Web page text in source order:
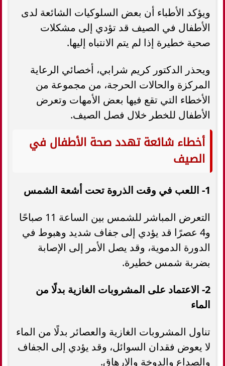
ويؤكد الأطباء أن بعض السلوكيات الشائعة لدى
الأطفال في الصيف قد تؤدي إلى مشكلات
صحية خطيرة إذا لم يتم الانتباه إليها.
ويحذر الدكتور كريم شرابي، أخصائي الرعاية
المركزة والحالات الحرجة، من مجموعة من
الأخطاء التي تقع فيها بعض الأمهات وتعرض
الأطفال للخطر خلال فصل الصيف.
أخطاء شائعة تهدد صحة الأطفال في
الصيف
1- اللعب في وقت الذروة تحت أشعة الشمس
التعرض المباشر للشمس بين الساعة 11 صباحًا
و4 عصرًا قد يؤدي إلى جفاف شديد وهبوط في
الدورة الدموية، وقد يصل الأمر إلى الإصابة
بضربة شمس خطيرة.
2- الاعتماد على المشروبات الغازية بدلًا من
الماء
تناول المشروبات الغازية والعصائر بدلًا من الماء
لا يعوض فقدان السوائل، وقد يؤدي إلى الجفاف
والصداع والدوخة والإرهاق.